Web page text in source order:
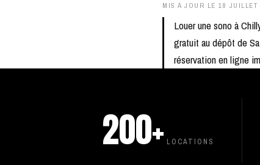
MIS À JOUR LE 18 JUILLET
Louer une sono à
gratuit au dépôt de
réservation en ligne
200+ LOCATIONS